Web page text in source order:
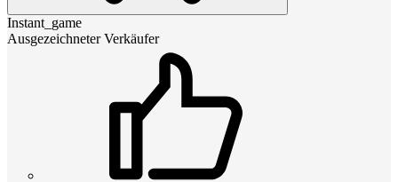
Instant_game
Ausgezeichneter Verkäufer